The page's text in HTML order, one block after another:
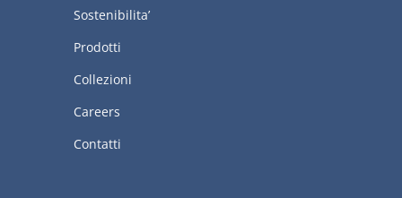
Sostenibilita’
Prodotti
Collezioni
Careers
Contatti